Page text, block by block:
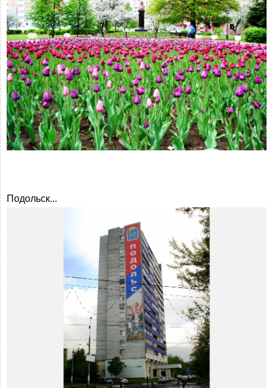
Подольск...